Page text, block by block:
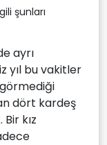
şunları
ayrı
yıl bu vakitler
dört kardeş
kız